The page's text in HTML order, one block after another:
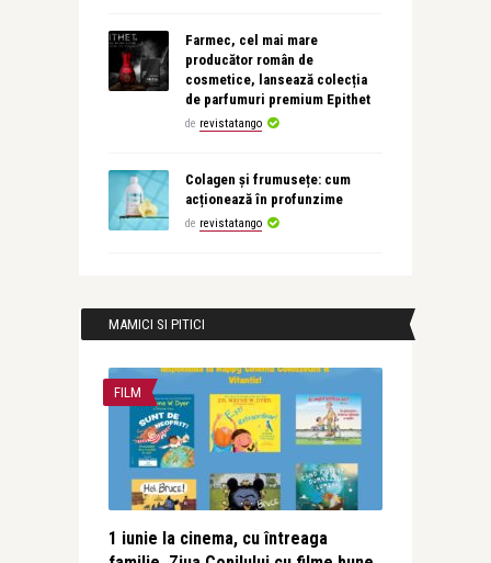
Farmec, cel mai mare
producător român de
cosmetice, lansează colecția
de parfumuri premium Epithet
de revistatango
Colagen și frumusețe: cum
acționează în profunzime
de revistatango
MAMICI SI PITICI
FILM
1 iunie la cinema, cu întreaga